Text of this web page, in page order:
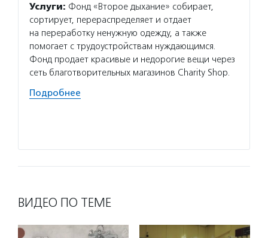
Услуги: Фонд «Второе дыхание» собирает,
сортирует, перераспределяет и отдает
на переработку ненужную одежду, а также
помогает с трудоустройствам нуждающимся.
Фонд продает красивые и недорогие вещи через
сеть благотворительных магазинов Charity Shop.
Подробнее
ВИДЕО ПО ТЕМЕ